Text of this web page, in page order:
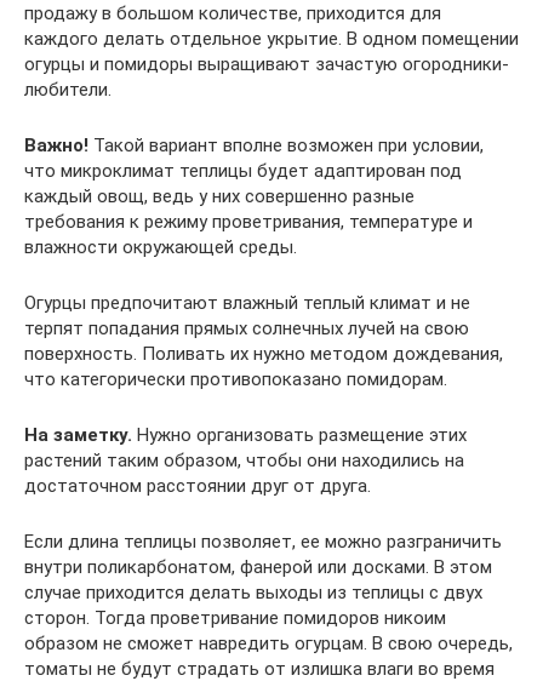
продажу в большом количестве, приходится для
каждого делать отдельное укрытие. В одном помещении
огурцы и помидоры выращивают зачастую огородники-
любители.
Важно! Такой вариант вполне возможен при условии,
что микроклимат теплицы будет адаптирован под
каждый овощ, ведь у них совершенно разные
требования к режиму проветривания, температуре и
влажности окружающей среды.
Огурцы предпочитают влажный теплый климат и не
терпят попадания прямых солнечных лучей на свою
поверхность. Поливать их нужно методом дождевания,
что категорически противопоказано помидорам.
На заметку. Нужно организовать размещение этих
растений таким образом, чтобы они находились на
достаточном расстоянии друг от друга.
Если длина теплицы позволяет, ее можно разграничить
внутри поликарбонатом, фанерой или досками. В этом
случае приходится делать выходы из теплицы с двух
сторон. Тогда проветривание помидоров никоим
образом не сможет навредить огурцам. В свою очередь,
томаты не будут страдать от излишка влаги во время